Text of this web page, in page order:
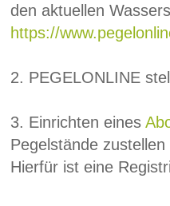
den aktuellen
https://
2. PEGELONLINE
3. Einrichten eines
Pegelstände
Hierfür ist eine